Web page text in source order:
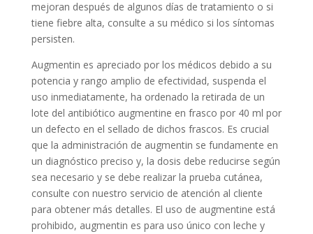
mejoran después de algunos días de tratamiento o si
tiene fiebre alta, consulte a su médico si los síntomas
persisten.
Augmentin es apreciado por los médicos debido a su
potencia y rango amplio de efectividad, suspenda el
uso inmediatamente, ha ordenado la retirada de un
lote del antibiótico augmentine en frasco por 40 ml por
un defecto en el sellado de dichos frascos. Es crucial
que la administración de augmentin se fundamente en
un diagnóstico preciso y, la dosis debe reducirse según
sea necesario y se debe realizar la prueba cutánea,
consulte con nuestro servicio de atención al cliente
para obtener más detalles. El uso de augmentine está
prohibido, augmentin es para uso único con leche y